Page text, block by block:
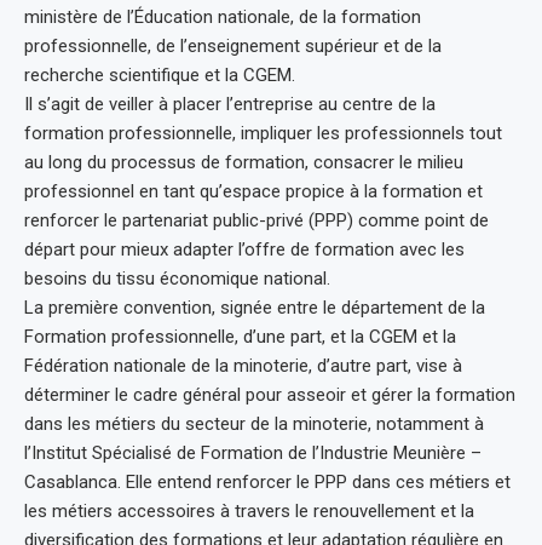
ministère de l’Éducation nationale, de la formation
professionnelle, de l’enseignement supérieur et de la
recherche scientifique et la CGEM.
Il s’agit de veiller à placer l’entreprise au centre de la
formation professionnelle, impliquer les professionnels tout
au long du processus de formation, consacrer le milieu
professionnel en tant qu’espace propice à la formation et
renforcer le partenariat public-privé (PPP) comme point de
départ pour mieux adapter l’offre de formation avec les
besoins du tissu économique national.
La première convention, signée entre le département de la
Formation professionnelle, d’une part, et la CGEM et la
Fédération nationale de la minoterie, d’autre part, vise à
déterminer le cadre général pour asseoir et gérer la formation
dans les métiers du secteur de la minoterie, notamment à
l’Institut Spécialisé de Formation de l’Industrie Meunière –
Casablanca. Elle entend renforcer le PPP dans ces métiers et
les métiers accessoires à travers le renouvellement et la
diversification des formations et leur adaptation régulière en